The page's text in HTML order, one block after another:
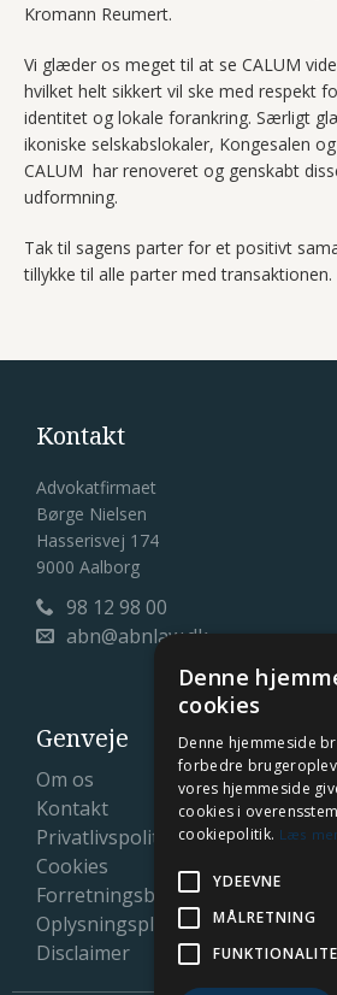
Kromann Reumert.
Vi glæder os meget til at se CALUM
hvilket helt sikkert vil ske med respekt
identitet og lokale forankring. Særligt
ikoniske selskabslokaler, Kongesalen
CALUM har renoveret og genskabt
udformning.
Tak til sagens parter for et positivt
tillykke til alle parter med transaktionen.
Kontakt
Advokatfirmaet
Børge Nielsen
Hasserisvej 174
9000 Aalborg
 98 12 98 00
 abn@abnlaw.dk
Genveje
Om os
Kontakt
Privatlivspolitik
Cookies
Forretningsbetingelser
Oplysningspligt
Disclaimer
Denne
cookies
Denne hjemmeside
forbedre
vores hjemmeside
cookies i
cookiepolitik. Læs
YDEEVNE
MÅLRETNING